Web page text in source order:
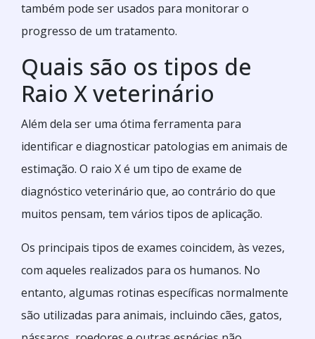
também pode ser usados para monitorar o
progresso de um tratamento.
Quais são os tipos de
Raio X veterinário
Além dela ser uma ótima ferramenta para
identificar e diagnosticar patologias em animais de
estimação. O raio X é um tipo de exame de
diagnóstico veterinário que, ao contrário do que
muitos pensam, tem vários tipos de aplicação.
Os principais tipos de exames coincidem, às vezes,
com aqueles realizados para os humanos. No
entanto, algumas rotinas específicas normalmente
são utilizadas para animais, incluindo cães, gatos,